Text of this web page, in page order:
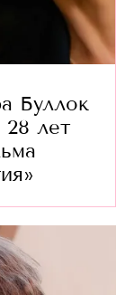
Буллок
28 лет